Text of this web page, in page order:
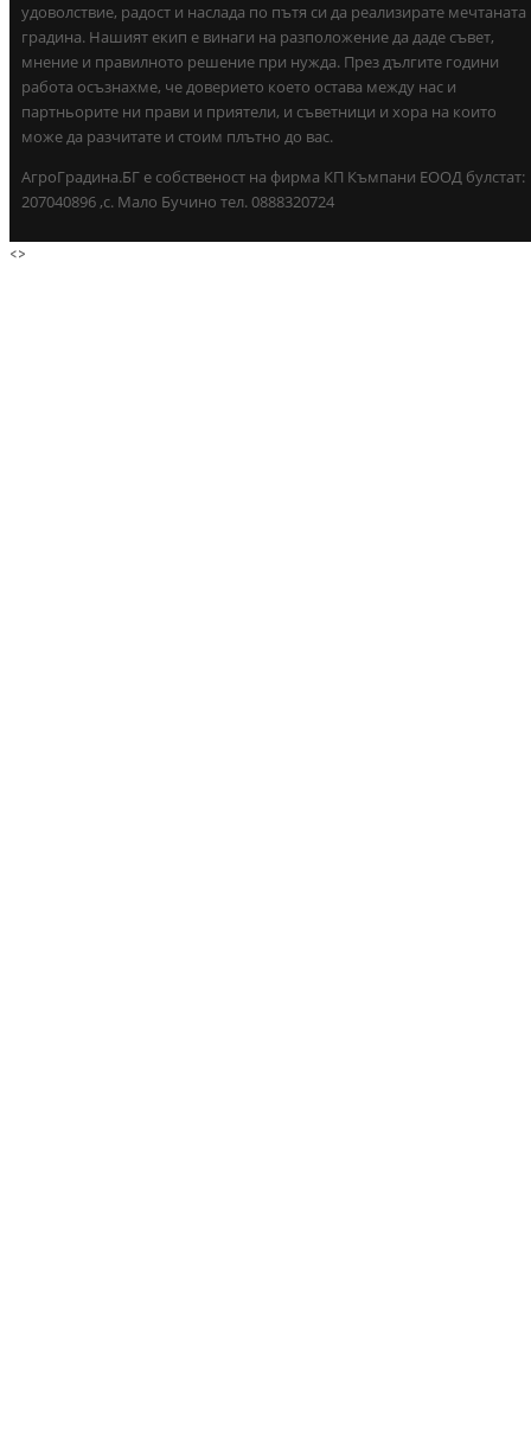
удоволствие, радост и наслада по пътя си да реализирате мечтаната
градина. Нашият екип е винаги на разположение да даде съвет,
мнение и правилното решение при нужда. През дългите години
работа осъзнахме, че доверието което остава между нас и
партньорите ни прави и приятели, и съветници и хора на които
може да разчитате и стоим плътно до вас.
АгроГрадина.БГ е собственост на фирма КП Къмпани ЕООД булстат:
207040896 ,с. Мало Бучино тел. 0888320724
<>